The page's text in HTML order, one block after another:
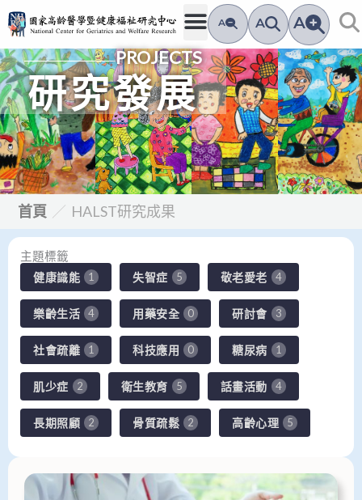
跳
至
主
要
內
容
A A A
PROJECTS
研究發展
首頁 ／ HALST研究成果
主題標籤
健康識能
1 失智症 5 敬老愛老 4
樂齡生活 4 用藥安全 0 研討會 3
社會疏離 1 科技應用 0 糖尿病 1
肌少症 2 衛生教育 5 話畫活動 4
長期照顧 2 骨質疏鬆 2 高齡心理 5
面
面 面 面